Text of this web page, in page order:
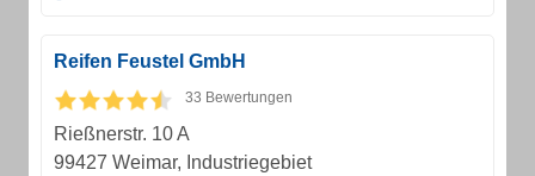
Reifen Feustel GmbH
33 Bewertungen
Rießnerstr. 10 A
99427 Weimar, Industriegebiet